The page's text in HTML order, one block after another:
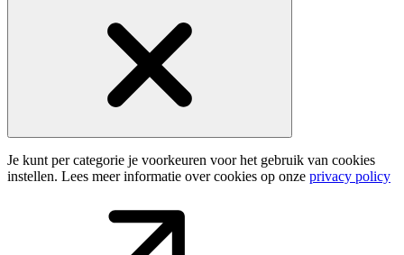
Je kunt per categorie je voorkeuren voor het gebruik van cookies
instellen. Lees meer informatie over cookies op onze privacy policy